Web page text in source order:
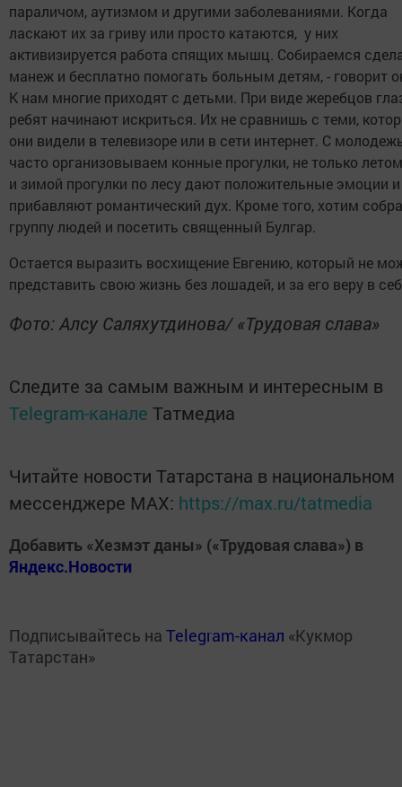
параличом, аутизмом и другими заболеваниями. Когда
ласкают их за гриву или просто катаются, у них
активизируется работа спящих мышц. Собираемся
манеж и бесплатно помогать больным детям, - говорит
К нам многие приходят с детьми. При виде жеребцов
ребят начинают искриться. Их не сравнишь с теми,
они видели в телевизоре или в сети интернет. С
часто организовываем конные прогулки, не только
и зимой прогулки по лесу дают положительные эмоции и
прибавляют романтический дух. Кроме того, хотим
группу людей и посетить священный Булгар.
Остается выразить восхищение Евгению, который не
представить свою жизнь без лошадей, и за его веру в
Фото: Алсу Саляхутдинова/ «Трудовая слава»
Следите за самым важным и интересным в
Telegram-канале Татмедиа
Читайте новости Татарстана в национальном
мессенджере MАХ: https://max.ru/tatmedia
Добавить «Хезмэт даны» («Трудовая слава») в
Яндекс.Новости
Подписывайтесь на Telegram-канал «Кукмор
Татарстан»